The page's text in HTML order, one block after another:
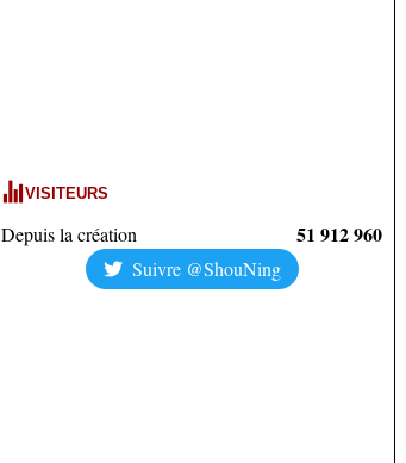
VISITEURS
Depuis la création 51 912 960
Suivre @ShouNing